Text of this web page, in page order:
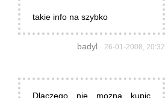
takie info na szybko
badyl 26-01-2008, 20:32
Dlaczego nie mozna kupic